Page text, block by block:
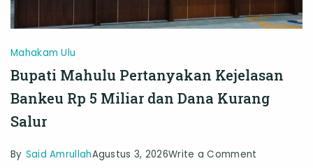
Mahakam Ulu
Bupati Mahulu Pertanyakan Kejelasan
Bankeu Rp 5 Miliar dan Dana Kurang
Salur
By Said AmrullahAgustus 3, 2026Write a Comment